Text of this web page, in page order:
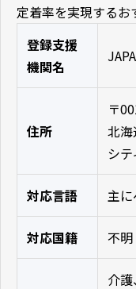
定着率を実現するお
登録支援
機関名
住所
〒
北
シ
対応言語 主
対応国籍 不明
介